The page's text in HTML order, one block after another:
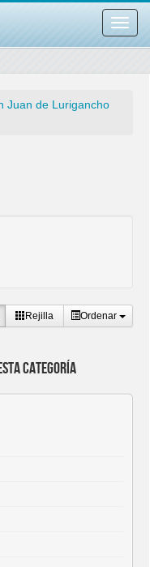
barra
Juan de Lurigancho
Rejilla Ordenar
categoría